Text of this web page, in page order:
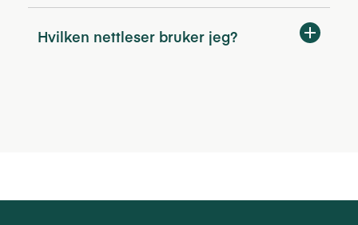
Hvilken nettleser bruker jeg?